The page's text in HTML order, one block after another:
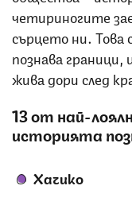
четириногите
сърцето ни. Това
познава
жива дори след
13от най-
историята
Хачико